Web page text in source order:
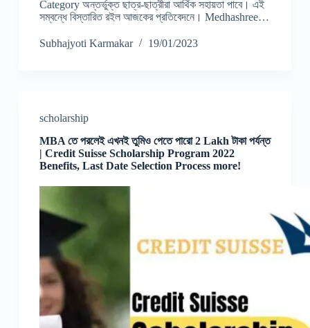
Category অন্তর্ভুক্ত ছাত্র-ছাত্রীরা আর্থিক সহায়তা পাবে। এই
সম্বন্ধে বিস্তারিত রইল আজকের প্রতিবেদনে। Medhashree…
Subhajyoti Karmakar 19/01/2023
scholarship
MBA তে পরলেই এখনই তুমিও পেতে পারো 2 Lakh টাকা পর্যন্ত
| Credit Suisse Scholarship Program 2022
Benefits, Last Date Selection Process more!